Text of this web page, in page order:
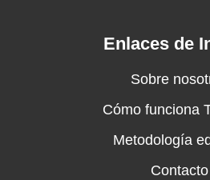
Enlaces de
Sobre
Cómo funciona
Metodología
Contacto